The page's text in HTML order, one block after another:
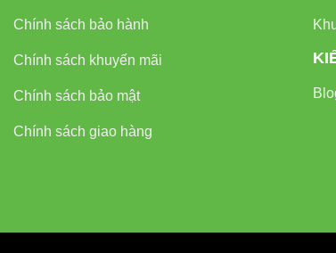
TIÊU
Hiệu
Chính sách bảo hành
Chính sách khuyến mãi
Chính sách bảo mật
Chính sách giao hàng